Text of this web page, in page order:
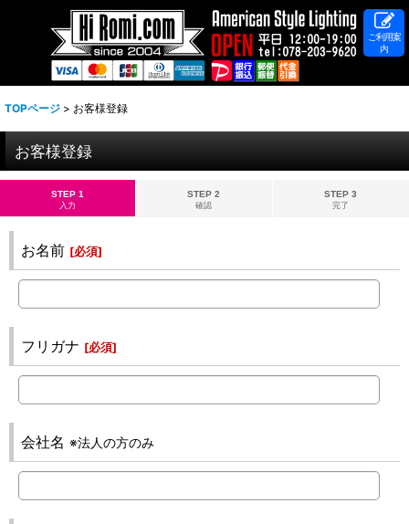
ご利用案
内
TOPページ > お客様登録
お客様登録
STEP 1
入力
STEP 2
確認
STEP 3
完了
お名前 [必須]
フリガナ [必須]
会社名 ※法人の方のみ